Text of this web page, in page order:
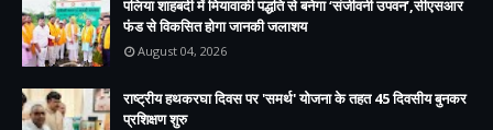
पलिया शाहबदी में मियावाकी पद्धति से बनेगा ‘संजीवनी उपवन’,सीएसआर
फंड से विकसित होगा जानकी जलाशय
August 04, 2026
राष्ट्रीय हथकरघा दिवस पर 'समर्थ' योजना के तहत 45 दिवसीय बुनकर
प्रशिक्षण शुरु